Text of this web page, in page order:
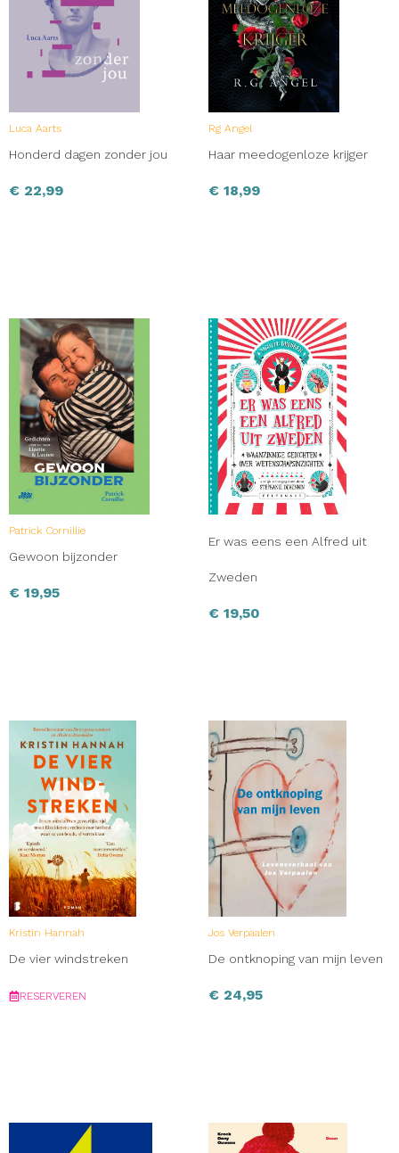
Luca Aarts
Honderd dagen zonder jou
€ 22,99
Rg Angel
Haar meedogenloze krijger
€ 18,99
Patrick Cornillie
Gewoon bijzonder
€ 19,95
Er was eens een Alfred uit
Zweden
€ 19,50
Kristin Hannah
De vier windstreken
RESERVEREN
Jos Verpaalen
De ontknoping van mijn leven
€ 24,95